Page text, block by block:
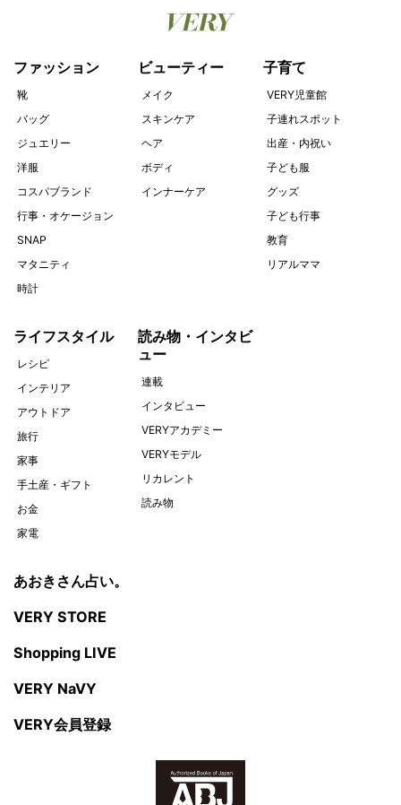
ファッション
靴
バッグ
ジュエリー
洋服
コスパブランド
行事・オケージョン
SNAP
マタニティ
時計
ビューティー
メイク
スキンケア
ヘア
ボディ
インナーケア
子育て
VERY児童館
子連れスポット
出産・内祝い
子ども服
グッズ
子ども行事
教育
リアルママ
ライフスタイル
レシピ
インテリア
アウトドア
旅行
家事
手土産・ギフト
お金
家電
読み物・インタビ
ュー
連載
インタビュー
VERYアカデミー
VERYモデル
リカレント
読み物
あおきさん占い。
VERY STORE
Shopping LIVE
VERY NaVY
VERY会員登録